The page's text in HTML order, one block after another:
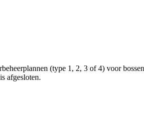
(type 1, 2, 3 of 4) voor
afgesloten.